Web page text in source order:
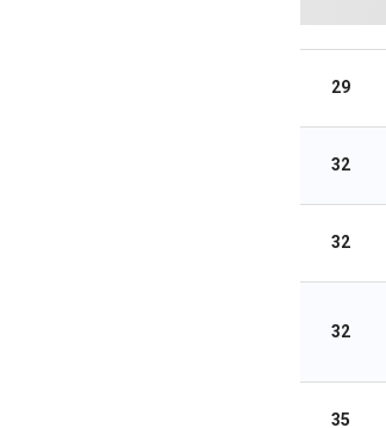
29
32
32
32
35